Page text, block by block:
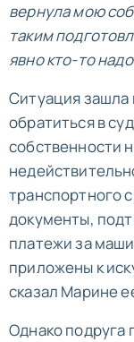
вернула мою
таким
явно кто-то
Ситуация зашла
обратиться в
собственности
транспортного
документы,
платежи за
приложены к
сказал Марине
Однако подруга